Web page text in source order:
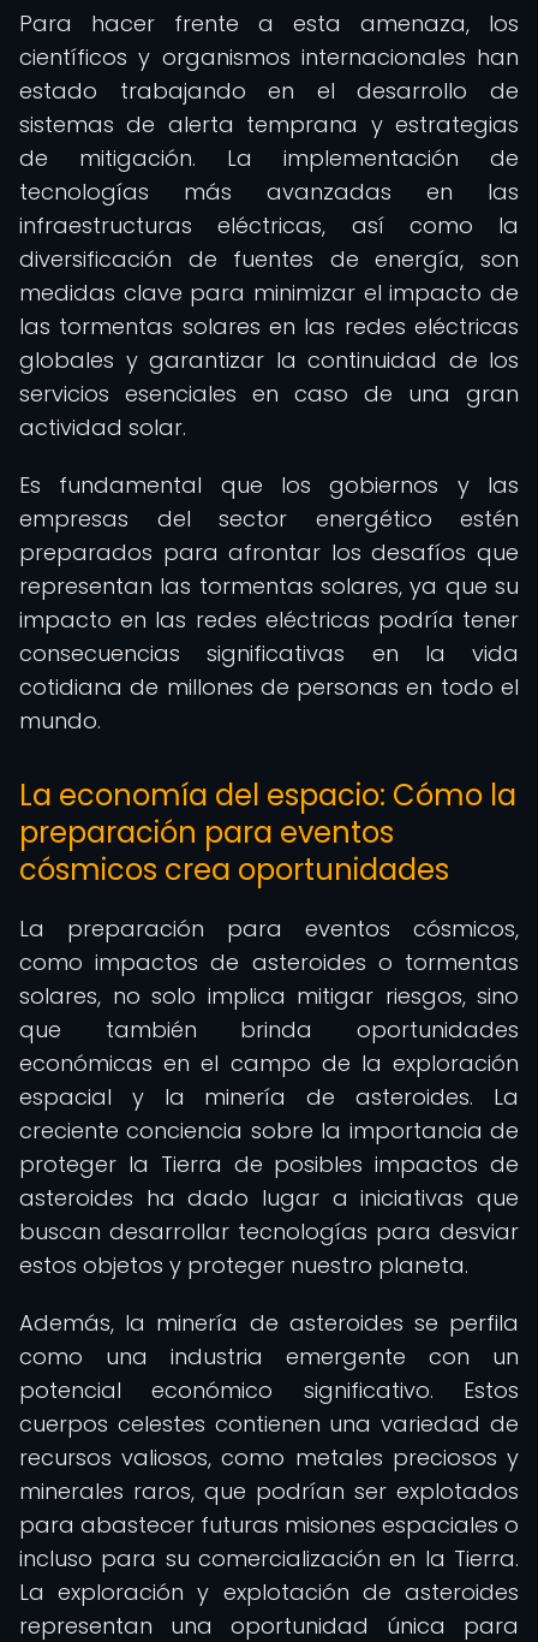
Para hacer frente a esta amenaza, los
científicos y organismos internacionales han
estado trabajando en el desarrollo de
sistemas de alerta temprana y estrategias
de mitigación. La implementación de
tecnologías más avanzadas en las
infraestructuras eléctricas, así como la
diversificación de fuentes de energía, son
medidas clave para minimizar el impacto de
las tormentas solares en las redes eléctricas
globales y garantizar la continuidad de los
servicios esenciales en caso de una gran
actividad solar.
Es fundamental que los gobiernos y las
empresas del sector energético estén
preparados para afrontar los desafíos que
representan las tormentas solares, ya que su
impacto en las redes eléctricas podría tener
consecuencias significativas en la vida
cotidiana de millones de personas en todo el
mundo.
La economía del espacio: Cómo la
preparación para eventos
cósmicos crea oportunidades
La preparación para eventos cósmicos,
como impactos de asteroides o tormentas
solares, no solo implica mitigar riesgos, sino
que también brinda oportunidades
económicas en el campo de la exploración
espacial y la minería de asteroides. La
creciente conciencia sobre la importancia de
proteger la Tierra de posibles impactos de
asteroides ha dado lugar a iniciativas que
buscan desarrollar tecnologías para desviar
estos objetos y proteger nuestro planeta.
Además, la minería de asteroides se perfila
como una industria emergente con un
potencial económico significativo. Estos
cuerpos celestes contienen una variedad de
recursos valiosos, como metales preciosos y
minerales raros, que podrían ser explotados
para abastecer futuras misiones espaciales o
incluso para su comercialización en la Tierra.
La exploración y explotación de asteroides
representan una oportunidad única para